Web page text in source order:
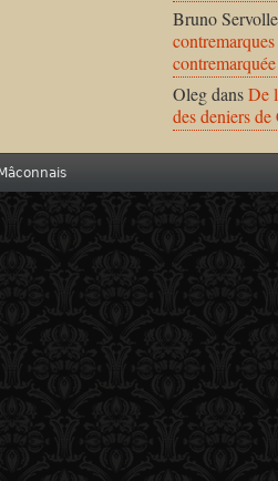
Bruno Servolle
OlegdansDe
des deniers